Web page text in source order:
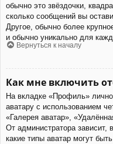
обычно это звёздочки,
сколько сообщений вы
Другое, обычно более
и обычно уникально для
Вернуться к началу
Как мне включить
На вкладке «Профиль»
аватару с использованием
«Галерея аватар»,
От администратора зависит,
какие типы аватар могут